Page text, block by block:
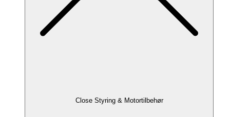
Close Styring & Motortilbehør